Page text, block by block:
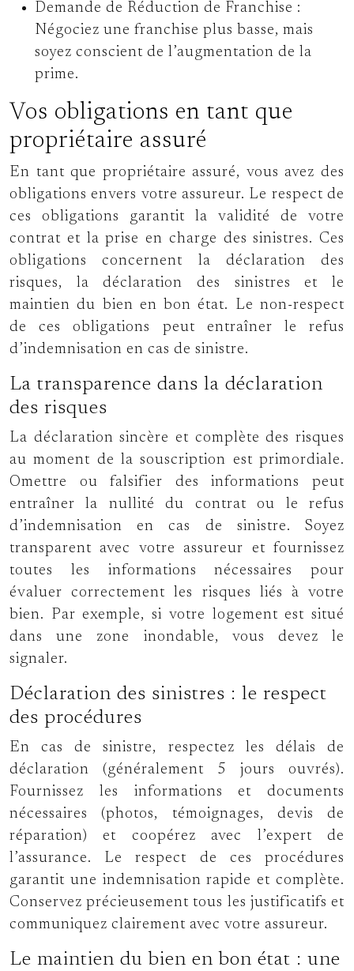
Demande de Réduction de Franchise :
Négociez une franchise plus basse, mais
soyez conscient de l’augmentation de la
prime.
Vos obligations en tant que
propriétaire assuré
En tant que propriétaire assuré, vous avez des
obligations envers votre assureur. Le respect de
ces obligations garantit la validité de votre
contrat et la prise en charge des sinistres. Ces
obligations concernent la déclaration des
risques, la déclaration des sinistres et le
maintien du bien en bon état. Le non-respect
de ces obligations peut entraîner le refus
d’indemnisation en cas de sinistre.
La transparence dans la déclaration
des risques
La déclaration sincère et complète des risques
au moment de la souscription est primordiale.
Omettre ou falsifier des informations peut
entraîner la nullité du contrat ou le refus
d’indemnisation en cas de sinistre. Soyez
transparent avec votre assureur et fournissez
toutes les informations nécessaires pour
évaluer correctement les risques liés à votre
bien. Par exemple, si votre logement est situé
dans une zone inondable, vous devez le
signaler.
Déclaration des sinistres : le respect
des procédures
En cas de sinistre, respectez les délais de
déclaration (généralement 5 jours ouvrés).
Fournissez les informations et documents
nécessaires (photos, témoignages, devis de
réparation) et coopérez avec l’expert de
l’assurance. Le respect de ces procédures
garantit une indemnisation rapide et complète.
Conservez précieusement tous les justificatifs et
communiquez clairement avec votre assureur.
Le maintien du bien en bon état : une